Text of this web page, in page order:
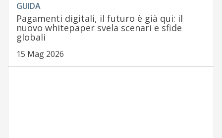
GUIDA
Pagamenti digitali, il futuro è già qui: il
nuovo whitepaper svela scenari e sfide
globali
15 Mag 2026